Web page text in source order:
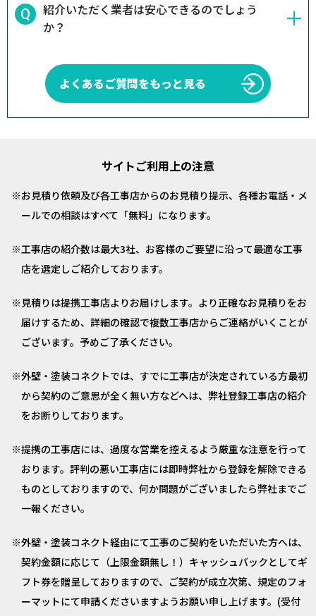
紹介いただく業者は安心できるのでしょう
か？
よくあるご質問をもっと見る
サイトご利用上の注意
お見積り依頼及び各工事店からのお見積り提示、各種お電話・メ
ールでの相談はすべて「無料」になります。
工事店の紹介数は最大3社、お客様のご要望に沿って最適な工事
店を選定しご紹介しております。
見積りは提携工事店よりお届けします。より正確なお見積りをお
届けするため、詳細の確認で複数工事店からご連絡がいくことが
ございます。予めご了承ください。
外壁・塗装コネクトでは、すでに工事店が決定されている方最初
から契約のご意思が全く無い方などへは、弊社登録工事店の紹介
をお断りしております。
提携の工事店には、過度な営業を控えるよう厳重な注意を行って
おります。評判の悪い工事店には即時弊社から登録を解除できる
ものとしておりますので、何か問題がございましたら弊社までご
一報ください。
外壁・塗装コネクト経由にて工事のご契約をいただいた方へは、
契約金額に応じて（上限金額無し！）キャッシュバックとしてギ
フト券を贈呈しておりますので、ご契約が成立次第、規定のフォ
ーマットにて申請くださいますようお願い申し上げます。(受付